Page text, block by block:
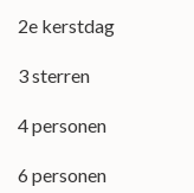
2e kerstdag
3 sterren
4 personen
6 personen